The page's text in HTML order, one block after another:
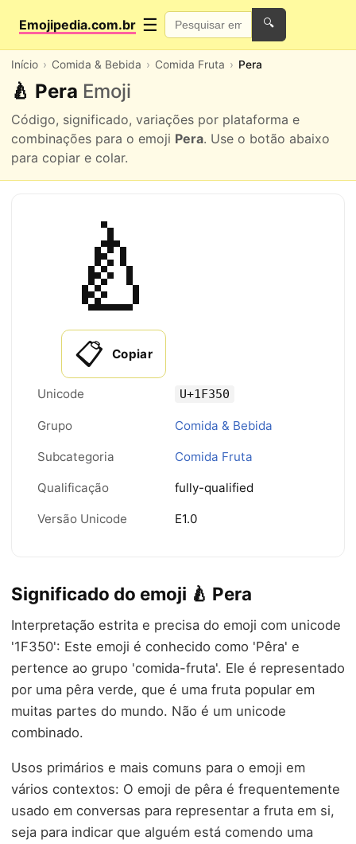
Emojipedia.com.br ☰ 🔍
Início Comida & Bebida Comida Fruta Pera
🍐 Pera Emoji
Código, significado, variações por plataforma e
combinações para o emoji Pera. Use o botão abaixo
para copiar e colar.
🍐
📋 Copiar
Unicode U+1F350
Grupo Comida & Bebida
Subcategoria Comida Fruta
Qualificação fully-qualified
Versão Unicode E1.0
Significado do emoji 🍐 Pera
Interpretação estrita e precisa do emoji com unicode
'1F350': Este emoji é conhecido como 'Pêra' e
pertence ao grupo 'comida-fruta'. Ele é representado
por uma pêra verde, que é uma fruta popular em
muitas partes do mundo. Não é um unicode
combinado.
Usos primários e mais comuns para o emoji em
vários contextos: O emoji de pêra é frequentemente
usado em conversas para representar a fruta em si,
seja para indicar que alguém está comendo uma